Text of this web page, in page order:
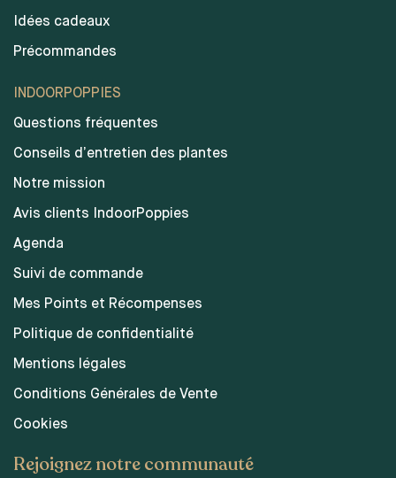
Idées cadeaux
Précommandes
INDOORPOPPIES
Questions fréquentes
Conseils d’entretien des plantes
Notre mission
Avis clients IndoorPoppies
Agenda
Suivi de commande
Mes Points et Récompenses
Politique de confidentialité
Mentions légales
Conditions Générales de Vente
Cookies
Rejoignez notre communauté